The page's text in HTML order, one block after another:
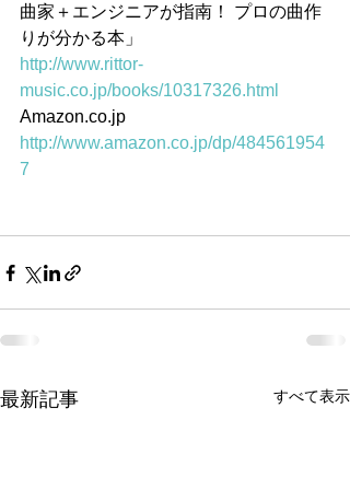
曲家＋エンジニアが指南！ プロの曲作
りが分かる本」
http://www.rittor-
music.co.jp/books/10317326.html
Amazon.co.jp
http://www.amazon.co.jp/dp/484561954
7
最新記事 すべて表示